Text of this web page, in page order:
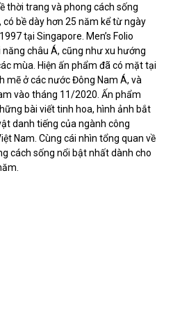
thời trang và phong cách sống
bề dày hơn 25 năm kể từ ngày
tại Singapore. Men’s Folio
châu Á, cũng như xu hướng
mùa. Hiện ấn phẩm đã có mặt tại
mẽ ở các nước Đông Nam Á, và
vào tháng 11/2020. Ấn phẩm
bài viết tinh hoa, hình ảnh bắt
danh tiếng của ngành công
Nam. Cùng cái nhìn tổng quan về
cách sống nổi bật nhất dành cho